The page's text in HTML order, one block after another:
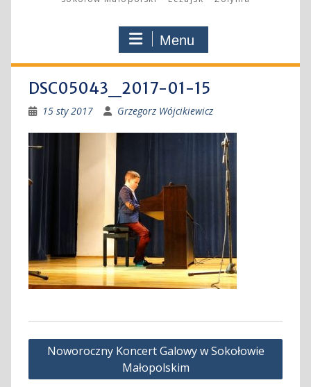
Menu
DSC05043_2017-01-15
15 sty 2017 Grzegorz Wójcikiewicz
Nawigacja
Noworoczny Koncert Galowy w Sokołowie
Małopolskim